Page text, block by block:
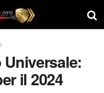
il 2024